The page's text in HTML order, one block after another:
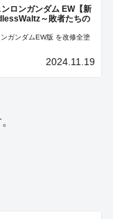
ロンガンダム EW【新
～敗者たちの
ガンダムEW版 を改修全塗
2024.11.19